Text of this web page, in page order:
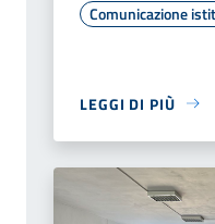
Comunicazione
LEGGI DI PIÙ